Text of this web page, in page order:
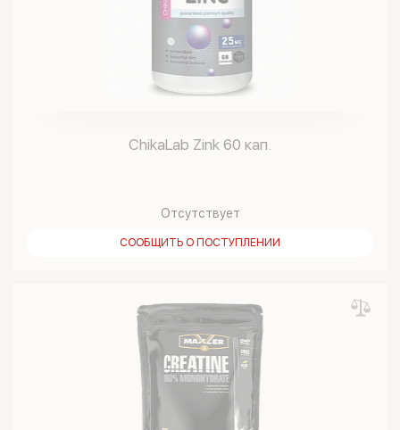
ChikaLab Zink 60 кап.
Отсутствует
СООБЩИТЬ О ПОСТУПЛЕНИИ